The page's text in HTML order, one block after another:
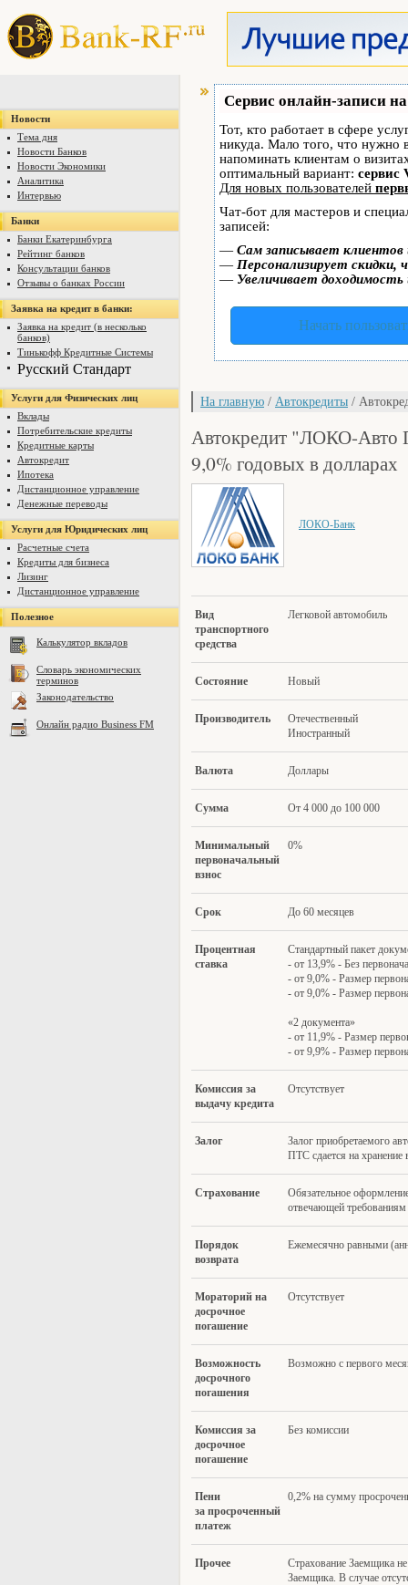
Новости
Тема дня
Новости Банков
Новости Экономики
Аналитика
Интервью
Банки
Банки Екатеринбурга
Рейтинг банков
Консультации банков
Отзывы о банках России
Заявка на кредит в банки:
Заявка на кредит (в несколько
банков)
Тинькофф Кредитные Системы
Русский Стандарт
Услуги для Физических лиц
Вклады
Потребительские кредиты
Кредитные карты
Автокредит
Ипотека
Дистанционное управление
Денежные переводы
Услуги для Юридических лиц
Расчетные счета
Кредиты для бизнеса
Лизинг
Дистанционное управление
Полезное
Калькулятор вкладов
Словарь экономических
терминов
Законодательство
Онлайн радио Business FM
Сервис онлайн-записи
Тот, кто работает в сфере
никуда. Мало того, что нужно
напоминать клиентам о
оптимальный вариант: сервис
Для новых пользователей
Чат-бот для мастеров и
записей:
— Сам записывает
— Персонализирует скидки,
— Увеличивает
Начать
На главную / Автокредиты /
Автокредит "ЛОКО-Авто
9,0% годовых в долларах
ЛОКО-Банк
Вид
транспортного
средства
Легковой автомобиль
Состояние Новый
Производитель
Отечественный
Иностранный
Валюта Доллары
Сумма От 4 000 до 100 000
Минимальный
первоначальный
взнос
0%
Срок До 60 месяцев
Процентная
ставка
Стандартный пакет
- от 13,9% - Без
- от 9,0% - Размер
- от 9,0% - Размер
«2 документа»
- от 11,9% - Размер
- от 9,9% - Размер
Комиссия за
выдачу кредита
Отсутствует
Залог
Залог приобретаемого
ПТС сдается на хранение
Страхование
Обязательное
отвечающей требованиям
Порядок
возврата
Ежемесячно равными
Мораторий на
досрочное
погашение
Отсутствует
Возможность
досрочного
погашения
Возможно с первого
Комиссия за
досрочное
погашение
Без комиссии
Пени
за просроченный
платеж
0,2% на сумму
Прочее
Страхование Заемщика
Заемщика. В случае